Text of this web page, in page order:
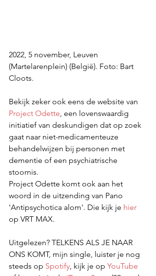
2022, 5 november, Leuven
(Martelarenplein) (België). Foto: Bart
Cloots.
Bekijk zeker ook eens de website van
Project Odette, een lovenswaardig
initiatief van deskundigen dat op zoek
gaat naar niet-medicamenteuze
behandelwijzen bij personen met
dementie of een psychiatrische
stoornis.
Project Odette komt ook aan het
woord in de uitzending van Pano
'Antipsychotica alom'. Die kijk je hier
op VRT MAX.
Uitgelezen? TELKENS ALS JE NAAR
ONS KOMT, mijn single, luister je nog
steeds op Spotify, kijk je op YouTube